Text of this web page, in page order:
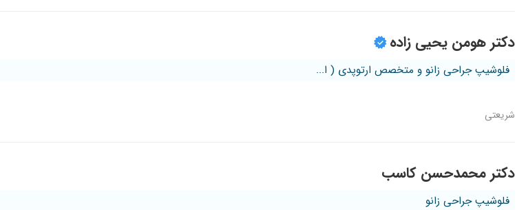
دکتر هومن یحیی زاده
فلوشیپ جراحی زانو و متخصص ارتوپدی ( ا...
شریعتی
دکتر محمدحسن کاسب
فلوشیپ جراحی زانو